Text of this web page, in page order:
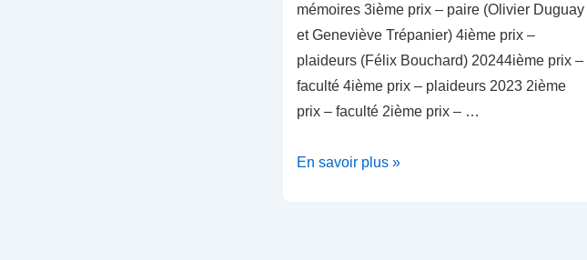
mémoires 3ième prix – paire (Olivier Duguay
et Geneviève Trépanier) 4ième prix –
plaideurs (Félix Bouchard) 20244ième prix –
faculté 4ième prix – plaideurs 2023 2ième
prix – faculté 2ième prix – …
Université
En savoir plus »